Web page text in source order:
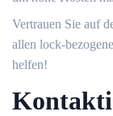
Vertrauen Sie auf
allen lock-
helfen!​